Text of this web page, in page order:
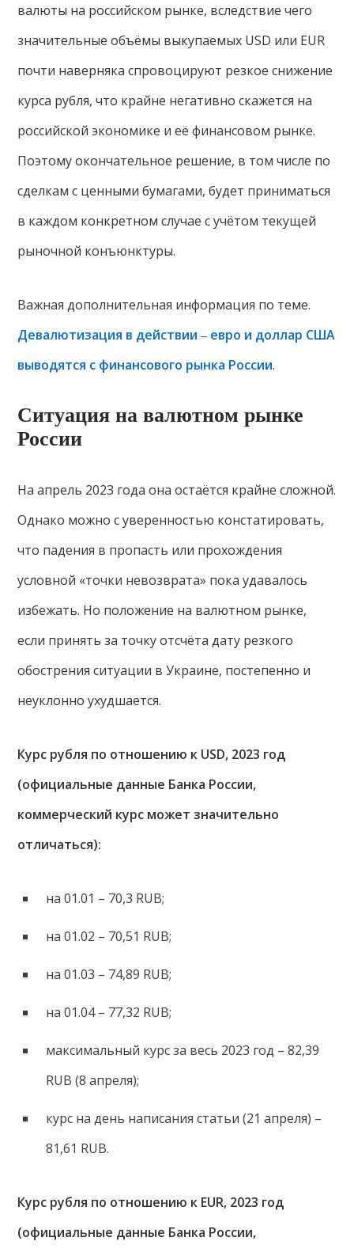
валюты на российском рынке, вследствие чего
значительные объёмы выкупаемых USD или EUR
почти наверняка спровоцируют резкое снижение
курса рубля, что крайне негативно скажется на
российской экономике и её финансовом рынке.
Поэтому окончательное решение, в том числе по
сделкам с ценными бумагами, будет приниматься
в каждом конкретном случае с учётом текущей
рыночной конъюнктуры.
Важная дополнительная информация по теме.
Девалютизация в действии ‒ евро и доллар США
выводятся с финансового рынка России.
Ситуация на валютном рынке
России
На апрель 2023 года она остаётся крайне сложной.
Однако можно с уверенностью констатировать,
что падения в пропасть или прохождения
условной «точки невозврата» пока удавалось
избежать. Но положение на валютном рынке,
если принять за точку отсчёта дату резкого
обострения ситуации в Украине, постепенно и
неуклонно ухудшается.
Курс рубля по отношению к USD, 2023 год
(официальные данные Банка России,
коммерческий курс может значительно
отличаться):
на 01.01 – 70,3 RUB;
на 01.02 – 70,51 RUB;
на 01.03 – 74,89 RUB;
на 01.04 – 77,32 RUB;
максимальный курс за весь 2023 год – 82,39
RUB (8 апреля);
курс на день написания статьи (21 апреля) –
81,61 RUB.
Курс рубля по отношению к EUR, 2023 год
(официальные данные Банка России,